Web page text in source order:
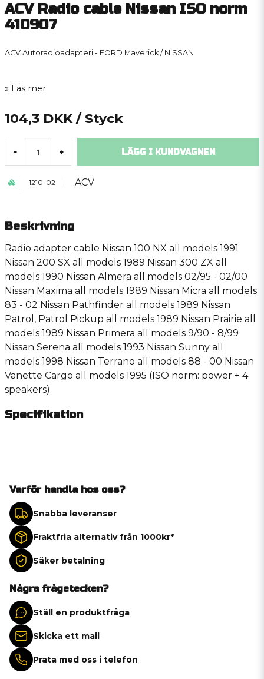
ACV Radio cable Nissan ISO norm
410907
ACV Autoradioadapteri - FORD Maverick / NISSAN
Läs mer
104,3 DKK / Styck
- + LÄGG I KUNDVAGNEN
1210-02 ACV
Beskrivning
Radio adapter cable Nissan 100 NX all models 1991
Nissan 200 SX all models 1989 Nissan 300 ZX all
models 1990 Nissan Almera all models 02/95 - 02/00
Nissan Maxima all models 1989 Nissan Micra all models
83 - 02 Nissan Pathfinder all models 1989 Nissan
Patrol, Patrol Pickup all models 1989 Nissan Prairie all
models 1989 Nissan Primera all models 9/90 - 8/99
Nissan Serena all models 1993 Nissan Sunny all
models 1998 Nissan Terrano all models 88 - 00 Nissan
Vanette Cargo all models 1995 (ISO norm: power + 4
speakers)
Specifikation
Varför handla hos oss?
Snabba leveranser
Fraktfria alternativ från 1000kr*
Säker betalning
Några frågetecken?
Ställ en produktfråga
Skicka ett mail
Prata med oss i telefon